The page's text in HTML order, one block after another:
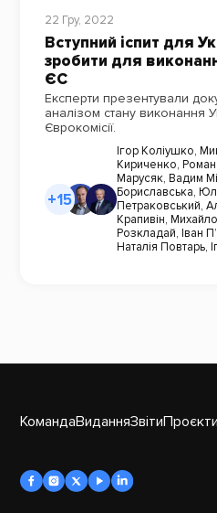
22 Гру, 2022
Вступний іспит для
зробити для
ЄС
Експерти презентували
аналізом стану виконання
Єврокомісії.
+15
Ігор Коліушко,
Кириченко,
Марусяк, Вадим
Бориславська,
Петраковський,
Крапивін,
Розкладай, Іван
Наталія Повтарь,
КомандаВиданняЗвітиПроєкти